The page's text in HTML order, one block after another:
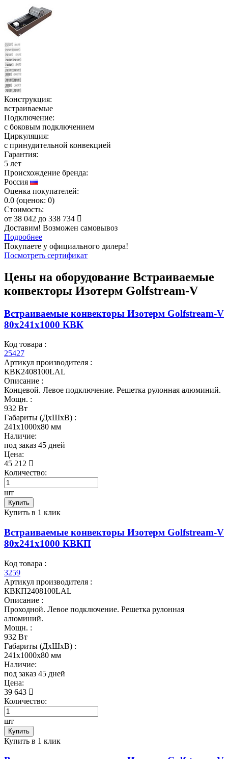
Конструкция:
встраиваемые
Подключение:
с боковым подключением
Циркуляция:
с принудительной конвекцией
Гарантия:
5 лет
Происхождение бренда:
Россия
Оценка покупателей:
0.0 (оценок: 0)
Стоимость:
от 38 042 до 338 734
Доставим! Возможен самовывоз
Подробнее
Покупаете у официального дилера!
Посмотреть сертификат
Цены на оборудование Встраиваемые
конвекторы Изотерм Golfstream-V
Встраиваемые конвекторы Изотерм Golfstream-V
80x241x1000 КВК
Код товара :
25427
Артикул производителя :
КВК2408100LAL
Описание :
Концевой. Левое подключение. Решетка рулонная алюминий.
Мощн. :
932 Вт
Габариты (ДхШхВ) :
241x1000x80 мм
Наличие:
под заказ 45 дней
Цена:
45 212
Количество:
шт
Купить
Купить в 1 клик
Встраиваемые конвекторы Изотерм Golfstream-V
80x241x1000 КВКП
Код товара :
3259
Артикул производителя :
КВКП2408100LAL
Описание :
Проходной. Левое подключение. Решетка рулонная
алюминий.
Мощн. :
932 Вт
Габариты (ДхШхВ) :
241x1000x80 мм
Наличие:
под заказ 45 дней
Цена:
39 643
Количество:
шт
Купить
Купить в 1 клик